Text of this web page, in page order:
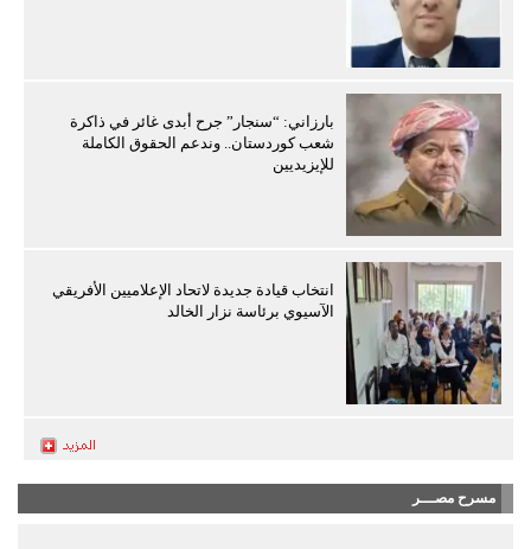
بارزاني: “سنجار” جرح أبدى غائر في ذاكرة
شعب كوردستان.. وندعم الحقوق الكاملة
للإيزيديين
انتخاب قيادة جديدة لاتحاد الإعلاميين الأفريقي
الآسيوي برئاسة نزار الخالد
مسرح مصـــر